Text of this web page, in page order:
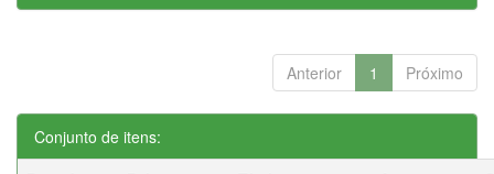
Anterior 1 Próximo
Conjunto de itens: